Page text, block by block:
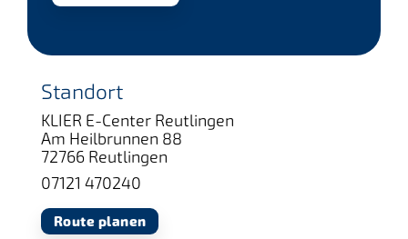
Standort
KLIER E-Center Reutlingen
Am Heilbrunnen 88
72766 Reutlingen
07121 470240
Route planen